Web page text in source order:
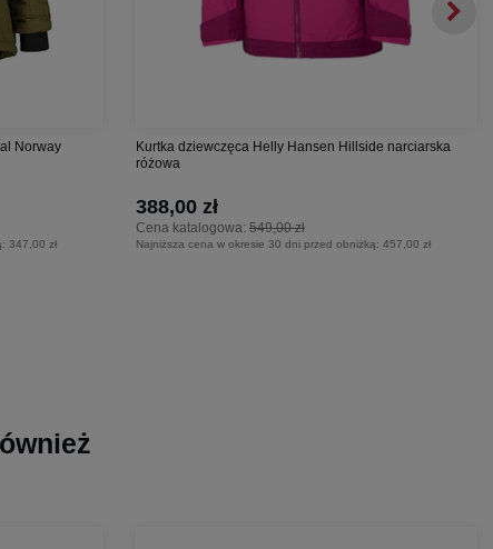
Norway
347,00 zł
Kurtka dziewczęca Helly Hansen Hillside narciarska
różowa
Cena katalogowa: 549,00 zł
388,00 zł
Najniższa cena w okresie 30 dni przed obniżką: 457,00 zł